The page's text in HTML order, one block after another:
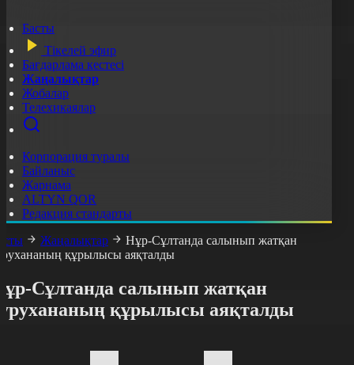
Басты
Тікелей эфир
Бағдарлама кестесі
Жаңалықтар
Жобалар
Телехикаялар
Корпорация туралы
Байланыс
Жарнама
ALTYN QOR
Редакция стандарты
Жаңалықтар
Нұр-Сұлтанда салынып жатқан
құрылысы аяқталды
Сұлтанда салынып жатқан
құрылысы аяқталды